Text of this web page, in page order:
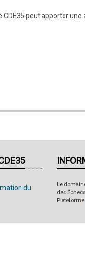
peut apporter une
du
Le
des
Plateforme